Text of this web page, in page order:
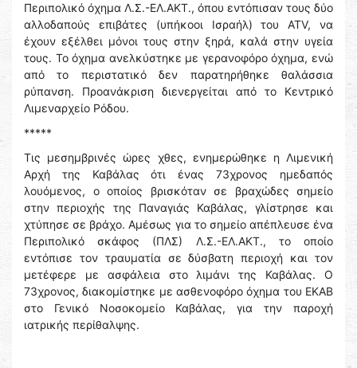
Περιπολικό όχημα Λ.Σ.-ΕΛ.ΑΚΤ., όπου εντόπισαν τους δύο
αλλοδαπούς επιβάτες (υπήκοοι Ισραήλ) του ATV, να
έχουν εξέλθει μόνοι τους στην ξηρά, καλά στην υγεία
τους. Το όχημα ανελκύστηκε με γερανοφόρο όχημα, ενώ
από το περιστατικό δεν παρατηρήθηκε θαλάσσια
ρύπανση. Προανάκριση διενεργείται από το Κεντρικό
Λιμεναρχείο Ρόδου.
*****
Τις μεσημβρινές ώρες χθες, ενημερώθηκε η Λιμενική
Αρχή της Καβάλας ότι ένας 73χρονος ημεδαπός
λουόμενος, ο οποίος βρισκόταν σε βραχώδες σημείο
στην περιοχής της Παναγιάς Καβάλας, γλίστρησε και
χτύπησε σε βράχο. Αμέσως για το σημείο απέπλευσε ένα
Περιπολικό σκάφος (ΠΛΣ) Λ.Σ.-ΕΛ.ΑΚΤ., το οποίο
εντόπισε τον τραυματία σε δύσβατη περιοχή και τον
μετέφερε με ασφάλεια στο λιμάνι της Καβάλας. Ο
73χρονος, διακομίστηκε με ασθενοφόρο όχημα του ΕΚΑΒ
στο Γενικό Νοσοκομείο Καβάλας, για την παροχή
ιατρικής περίθαλψης.